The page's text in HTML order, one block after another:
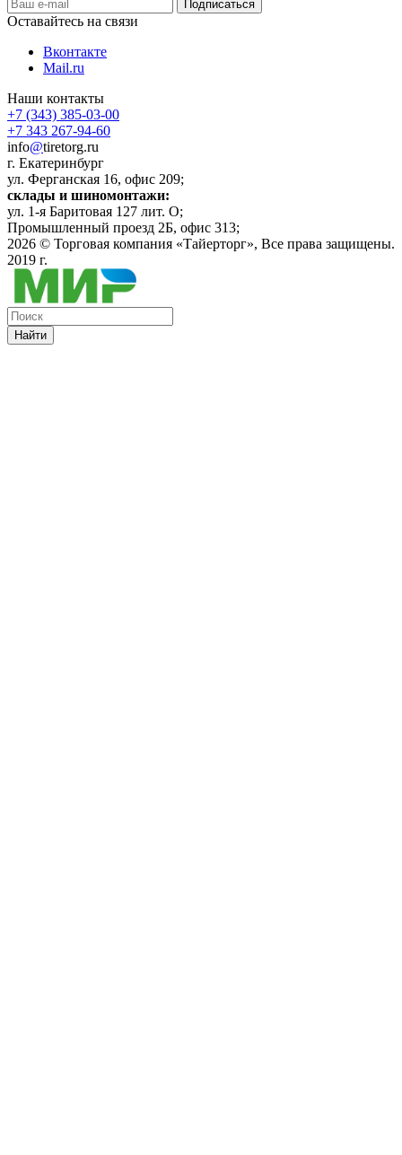
Оставайтесь на связи
Вконтакте
Mail.ru
Наши контакты
+7 (343) 385-03-00
+7 343 267-94-60
info@tiretorg.ru
г. Екатеринбург
ул. Ферганская 16, офис 209;
склады и шиномонтажи:
ул. 1-я Баритовая 127 лит. О;
Промышленный проезд 2Б, офис 313;
2026 © Торговая компания «Тайерторг», Все права защищены.
2019 г.
Найти